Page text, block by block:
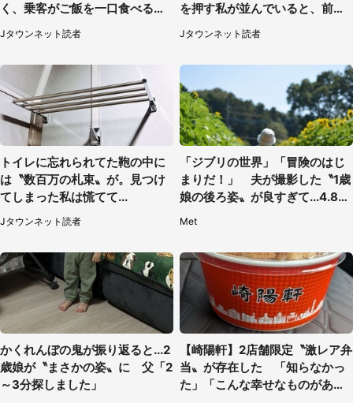
く、乗客がご飯を一口食べると
（茨城県・50代女性）
Jタウンネット読者
を押す私が並んでいると、前の
Jタウンネット読者
トイレに忘れられてた鞄の中に
は〝数百万の札束〟が。見つけ
てしまった私は慌てて...
Jタウンネット読者
「ジブリの世界」「冒険のはじ
まりだ！」 夫が撮影した〝1歳
娘の後ろ姿〟が良すぎて...4.8万
Met
かくれんぼの鬼が振り返ると...2
歳娘が〝まさかの姿〟に 父「2
～3分探しました」
【崎陽軒】2店舗限定〝激レア弁
当〟が存在した 「知らなかっ
た」「こんな幸せなものがあっ